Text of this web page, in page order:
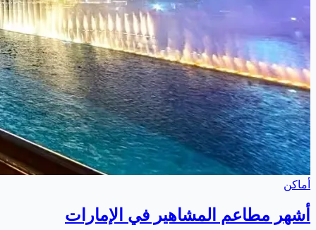
أماكن
أشهر مطاعم المشاهير في الإمارات